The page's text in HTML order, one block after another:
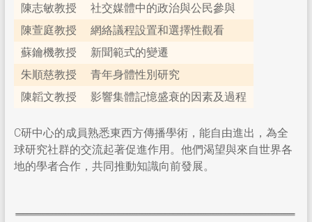
陳志敏教授
社交媒體中的政治與公民參與
陳萱庭教授
網絡議程設置和選擇性觀看
蘇鑰機教授
新聞範式的變遷
朱順慈教授
青年身體性別研究
陳韜文教授
影響集體記憶盛衰的因素及過程
C研中心的成員熟悉東西方傳播學術，能自由進出，為全
球研究社群的交流起著促進作用。他們渴望與來自世界各
地的學者合作，共同推動知識向前發展。